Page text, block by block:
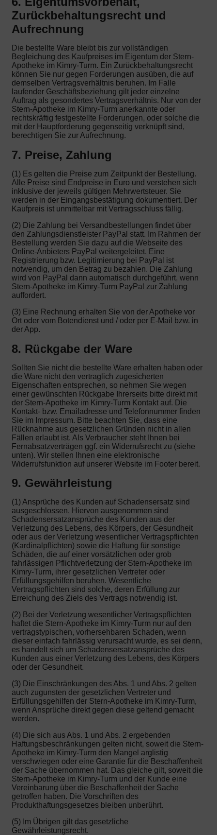
Zurückbehaltungsrecht und
Aufrechnung
Die bestellte Ware bleibt bis zur vollständigen
Begleichung des Kaufpreises im Eigentum der Stern-
Apotheke im Kimry-Turm. Ein Zurückbehaltungsrecht
können Sie nur gegen Forderungen ausüben, die auf
demselben Vertragsverhältnis beruhen. Im Falle
laufender Geschäftsbeziehung gilt jeder einzelne
Auftrag als gesondertes Vertragsverhältnis. Nur von der
Stern-Apotheke im Kimry-Turm anerkannte oder
rechtskräftig festgestellte Forderungen, oder solche die
mit der Hauptforderung gegenseitig verknüpft sind,
berechtigen Sie zur Aufrechnung.
7. Preise, Zahlung
(1) Es gelten die Preise zum Zeitpunkt der Bestellung.
Alle Preise sind Endpreise in Euro und verstehen sich
inklusive der jeweils gültigen Mehrwertsteuer. Sie
werden in der Eingangsbestätigung dokumentiert. Der
Kaufpreis ist unmittelbar mit Vertragsschluss fällig.
(2) Die Zahlung bei Versandbestellungen findet über
den Zahlungsdienstleister PayPal statt. Im Rahmen der
Bestellung werden Sie dazu auf die Webseite des
Online-Anbieters PayPal weitergeleitet. Eine
Registrierung bzw. Legitimierung bei PayPal ist
notwendig, um den Betrag zu bezahlen. Die Zahlung
wird von PayPal dann automatisch durchgeführt, wenn
Stern-Apotheke im Kimry-Turm PayPal zur Zahlung
auffordert.
(3) Eine Rechnung erhalten Sie von der Apotheke vor
Ort oder vom Botendienst und / oder per E-Mail bzw. in
der App.
8. Rückgabe der Ware
Sollten Sie nicht die bestellte Ware erhalten haben oder
die Ware nicht den vertraglich zugesicherten
Eigenschaften entsprechen, so nehmen Sie wegen
einer gewünschten Rückgabe Ihrerseits bitte direkt mit
der Stern-Apotheke im Kimry-Turm Kontakt auf. Die
Kontakt- bzw. Emailadresse und Telefonnummer finden
Sie im Impressum. Bitte beachten Sie, dass eine
Rücknahme aus gesetzlichen Gründen nicht in allen
Fällen erlaubt ist. Als Verbraucher steht Ihnen bei
Fernabsatzverträgen ggf. ein Widerrufsrecht zu (siehe
unten). Wir stellen Ihnen eine elektronische
Widerrufsfunktion auf unserer Website im Footer bereit.
9. Gewährleistung
(1) Ansprüche des Kunden auf Schadensersatz sind
ausgeschlossen. Hiervon ausgenommen sind
Schadensersatzansprüche des Kunden aus der
Verletzung des Lebens, des Körpers, der Gesundheit
oder aus der Verletzung wesentlicher Vertragspflichten
(Kardinalpflichten) sowie die Haftung für sonstige
Schäden, die auf einer vorsätzlichen oder grob
fahrlässigen Pflichtverletzung der Stern-Apotheke im
Kimry-Turm, ihrer gesetzlichen Vertreter oder
Erfüllungsgehilfen beruhen. Wesentliche
Vertragspflichten sind solche, deren Erfüllung zur
Erreichung des Ziels des Vertrags notwendig ist.
(2) Bei der Verletzung wesentlicher Vertragspflichten
haftet die Stern-Apotheke im Kimry-Turm nur auf den
vertragstypischen, vorhersehbaren Schaden, wenn
dieser einfach fahrlässig verursacht wurde, es sei denn,
es handelt sich um Schadensersatzansprüche des
Kunden aus einer Verletzung des Lebens, des Körpers
oder der Gesundheit.
(3) Die Einschränkungen des Abs. 1 und Abs. 2 gelten
auch zugunsten der gesetzlichen Vertreter und
Erfüllungsgehilfen der Stern-Apotheke im Kimry-Turm,
wenn Ansprüche direkt gegen diese geltend gemacht
werden.
(4) Die sich aus Abs. 1 und Abs. 2 ergebenden
Haftungsbeschränkungen gelten nicht, soweit die Stern-
Apotheke im Kimry-Turm den Mangel arglistig
verschwiegen oder eine Garantie für die Beschaffenheit
der Sache übernommen hat. Das gleiche gilt, soweit die
Stern-Apotheke im Kimry-Turm und der Kunde eine
Vereinbarung über die Beschaffenheit der Sache
getroffen haben. Die Vorschriften des
Produkthaftungsgesetzes bleiben unberührt.
(5) Im Übrigen gilt das gesetzliche
Gewährleistungsrecht.